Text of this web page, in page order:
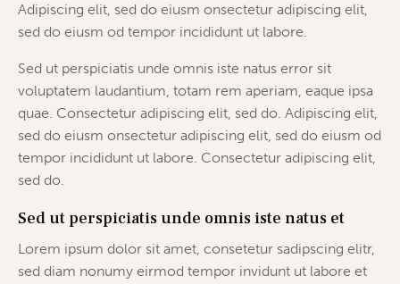
Adipiscing elit, sed do eiusm onsectetur adipiscing elit,
sed do eiusm od tempor incididunt ut labore.
Sed ut perspiciatis unde omnis iste natus error sit
voluptatem laudantium, totam rem aperiam, eaque ipsa
quae. Consectetur adipiscing elit, sed do. Adipiscing elit,
sed do eiusm onsectetur adipiscing elit, sed do eiusm od
tempor incididunt ut labore. Consectetur adipiscing elit,
sed do.
Sed ut perspiciatis unde omnis iste natus et
Lorem ipsum dolor sit amet, consetetur sadipscing elitr,
sed diam nonumy eirmod tempor invidunt ut labore et